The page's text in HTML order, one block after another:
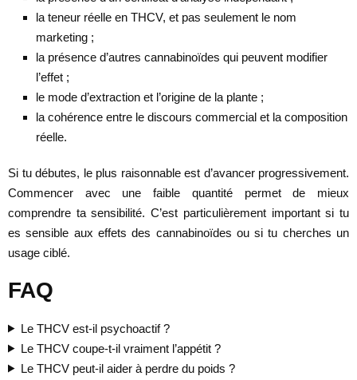
la teneur réelle en THCV, et pas seulement le nom
marketing ;
la présence d’autres cannabinoïdes qui peuvent modifier
l’effet ;
le mode d’extraction et l’origine de la plante ;
la cohérence entre le discours commercial et la composition
réelle.
Si tu débutes, le plus raisonnable est d’avancer progressivement.
Commencer avec une faible quantité permet de mieux
comprendre ta sensibilité. C’est particulièrement important si tu
es sensible aux effets des cannabinoïdes ou si tu cherches un
usage ciblé.
FAQ
Le THCV est-il psychoactif ?
Le THCV coupe-t-il vraiment l’appétit ?
Le THCV peut-il aider à perdre du poids ?